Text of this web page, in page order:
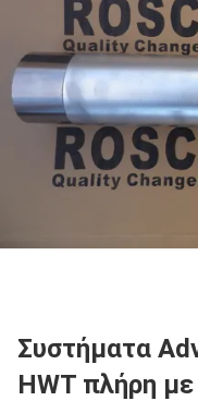
Συστήματα
HWT πλήρη